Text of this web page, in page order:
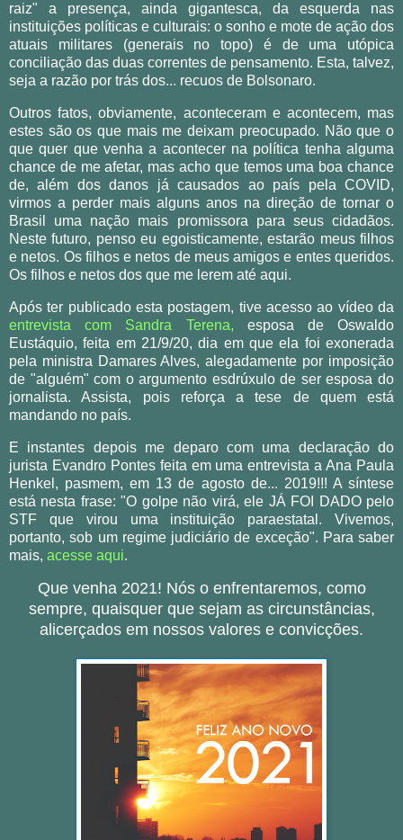
raiz" a presença, ainda gigantesca, da esquerda nas
instituições políticas e culturais: o sonho e mote de ação dos
atuais militares (generais no topo) é de uma utópica
conciliação das duas correntes de pensamento. Esta, talvez,
seja a razão por trás dos... recuos de Bolsonaro.
Outros fatos, obviamente, aconteceram e acontecem, mas
estes são os que mais me deixam preocupado. Não que o
que quer que venha a acontecer na política tenha alguma
chance de me afetar, mas acho que temos uma boa chance
de, além dos danos já causados ao país pela COVID,
virmos a perder mais alguns anos na direção de tornar o
Brasil uma nação mais promissora para seus cidadãos.
Neste futuro, penso eu egoisticamente, estarão meus filhos
e netos. Os filhos e netos de meus amigos e entes queridos.
Os filhos e netos dos que me lerem até aqui.
Após ter publicado esta postagem, tive acesso ao vídeo da
entrevista com Sandra Terena, esposa de Oswaldo
Eustáquio, feita em 21/9/20, dia em que ela foi exonerada
pela ministra Damares Alves, alegadamente por imposição
de "alguém" com o argumento esdrúxulo de ser esposa do
jornalista. Assista, pois reforça a tese de quem está
mandando no país.
E instantes depois me deparo com uma declaração do
jurista Evandro Pontes feita em uma entrevista a Ana Paula
Henkel, pasmem, em 13 de agosto de... 2019!!! A síntese
está nesta frase: "O golpe não virá, ele JÁ FOI DADO pelo
STF que virou uma instituição paraestatal. Vivemos,
portanto, sob um regime judiciário de exceção". Para saber
mais, acesse aqui.
Que venha 2021! Nós o enfrentaremos, como
sempre, quaisquer que sejam as circunstâncias,
alicerçados em nossos valores e convicções.